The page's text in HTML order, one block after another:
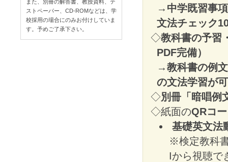
→中学既習事
文法チェック
◇教科書の予習
PDF完備）
→教科書の例
の文法学習が
◇別冊「暗唱例
◇紙面のQRコ
基礎英文法
※検定教科
Iから視聴で
また、別冊の解答書、教授資料、テ
ストペーパー、CD-ROMなどは、学
校採用の場合にのみお付けしていま
す。予めご了承下さい。